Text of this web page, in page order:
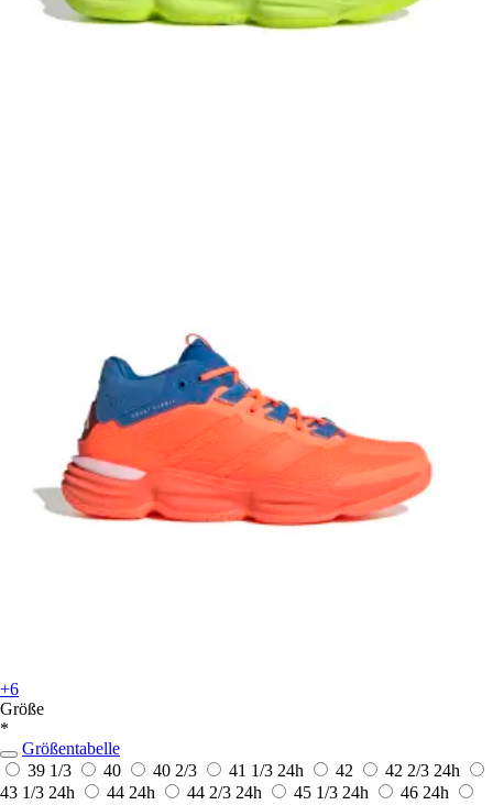
+6
Größe
*
Größentabelle
39 1/3
40 40 2/3 41 1/3 24h 42 42 2/3 24h
43 1/3 24h 44 24h 44 2/3 24h 45 1/3 24h 46 24h